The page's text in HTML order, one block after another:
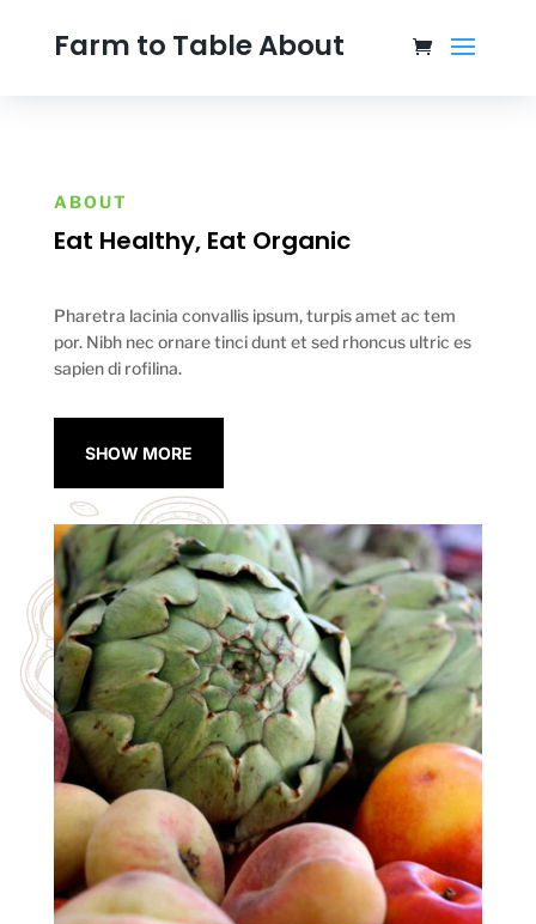
Farm to Table About
ABOUT
Eat Healthy, Eat Organic
Pharetra lacinia convallis ipsum, turpis amet ac tem
por. Nibh nec ornare tinci dunt et sed rhoncus ultric es
sapien di rofilina.
SHOW MORE